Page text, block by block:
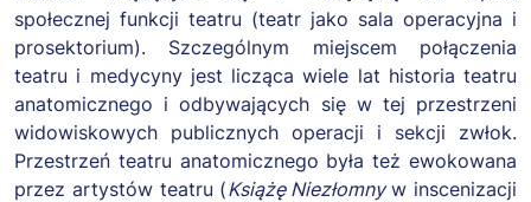
społecznej funkcji teatru (teatr jako sala operacyjna i
prosektorium). Szczególnym miejscem połączenia
teatru i medycyny jest licząca wiele lat historia teatru
anatomicznego i odbywających się w tej przestrzeni
widowiskowych publicznych operacji i sekcji zwłok.
Przestrzeń teatru anatomicznego była też ewokowana
przez artystów teatru (Książę Niezłomny w inscenizacji